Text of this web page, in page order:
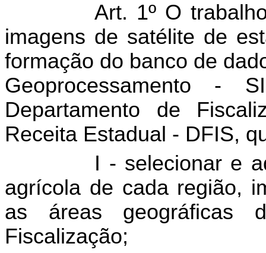
Art. 1º O
imagens de satélite de
formação do banco de
Geoprocessamento -
Departamento de
Receita Estadual - DFIS,
I - selecionar e
agrícola de cada região,
as áreas geográficas
Fiscalização;